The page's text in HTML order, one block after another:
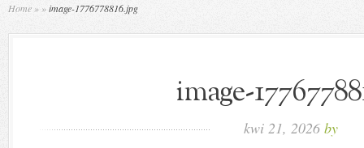
Home » »image-1776778816.jpg
image-
kwi 21, 2026 by